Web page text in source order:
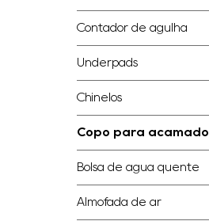
Contador de agulha
Underpads
Chinelos
Copo para acamado
Bolsa de água quente
Almofada de ar